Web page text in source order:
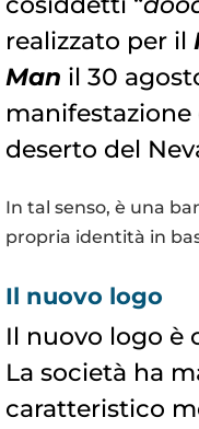
realizzato per il
Man il 30
deserto del
In tal senso, è una
propria identità in
Il nuovo logo
Il nuovo logo è
La società ha
caratteristico